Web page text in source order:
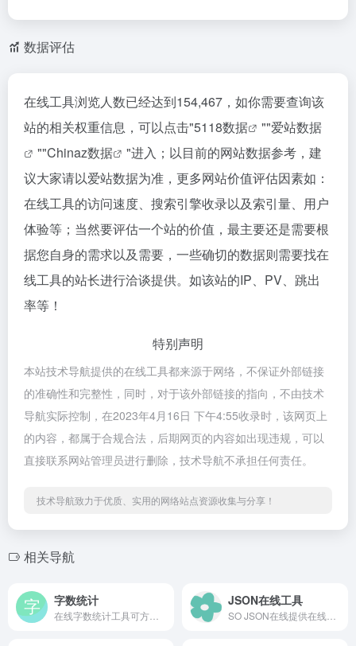
数据评估
在线工具浏览人数已经达到154,467，如你需要查询该
站的相关权重信息，可以点击"5118数据 ""爱站数据
""Chinaz数据
"进入；以目前的网站数据参考，建
议大家请以爱站数据为准，更多网站价值评估因素如：
在线工具的访问速度、搜索引擎收录以及索引量、用户
体验等；当然要评估一个站的价值，最主要还是需要根
据您自身的需求以及需要，一些确切的数据则需要找在
线工具的站长进行洽谈提供。如该站的IP、PV、跳出
率等！
特别声明
本站技术导航提供的在线工具都来源于网络，不保证外部链接
的准确性和完整性，同时，对于该外部链接的指向，不由技术
导航实际控制，在2023年4月16日 下午4:55收录时，该网页上
的内容，都属于合规合法，后期网页的内容如出现违规，可以
直接联系网站管理员进行删除，技术导航不承担任何责任。
技术导航致力于优质、实用的网络站点资源收集与分享！
相关导航
字数统计 JSON在线工具